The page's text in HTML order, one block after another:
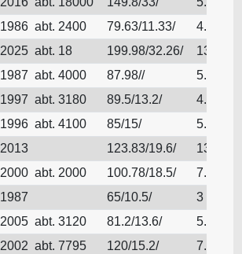
1986 abt. 2400 79.63/11.33/
4.42
2025 abt. 18 199.98/32.26/
13.5
1987 abt. 4000 87.98//
5.66
1997 abt. 3180 89.5/13.2/
4.51
1996 abt. 4100 85/15/
5.66
2013 123.83/19.6/
13.6
2000 abt. 2000 100.78/18.5/
7.16
1987 65/10.5/
3
2005 abt. 3120 81.2/13.6/
5.512
2002 abt. 7795 120/15.2/
7.03